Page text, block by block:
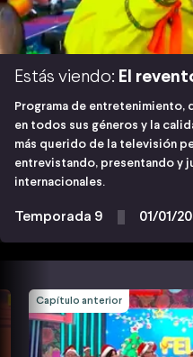
Estás viendo: El
Programa de entretenimiento,
en todos sus géneros y la
más querido de la televisión
entrevistando, presentando y
internacionales.
Temporada 9 01/01/
Capítulo anterior